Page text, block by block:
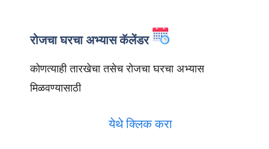
रोजचा घरचा अभ्यास कॅलेंडर
कोणत्याही तारखेचा तसेच रोजचा घरचा अभ्यास
मिळवण्यासाठी
येथे क्लिक करा